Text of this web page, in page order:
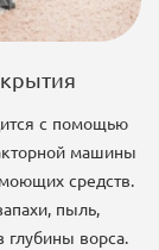
с помощью
машины
средств.
пыль,
глубины ворса.